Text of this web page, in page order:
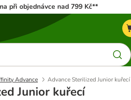
při objednávce nad 799 Kč**
Advance Advance Sterilized Junior kuřecí
Junior kuřecí